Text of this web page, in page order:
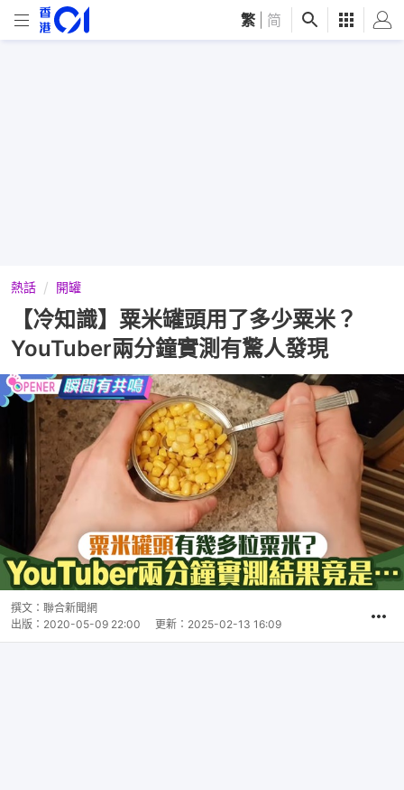
繁 简
熱話 開罐
【冷知識】粟米罐頭用了多少粟米？
YouTuber兩分鐘實測有驚人發現
撰文： 聯合新聞網
出版： 2020-05-09 22:00 更新： 2025-02-13 16:09